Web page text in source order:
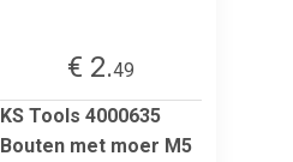
€ 2.49
KS Tools 4000635
Bouten met moer M5